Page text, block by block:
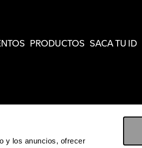
y los anuncios, ofrecer
PRODUCTOS SACA TU ID